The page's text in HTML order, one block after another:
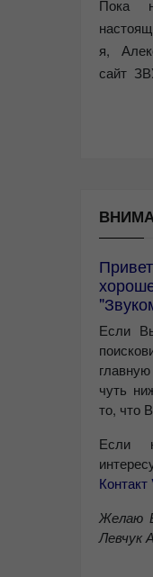
Пока
я,
сайт
Если
чуть
то, что
Если
Контакт
Желаю
Левчук